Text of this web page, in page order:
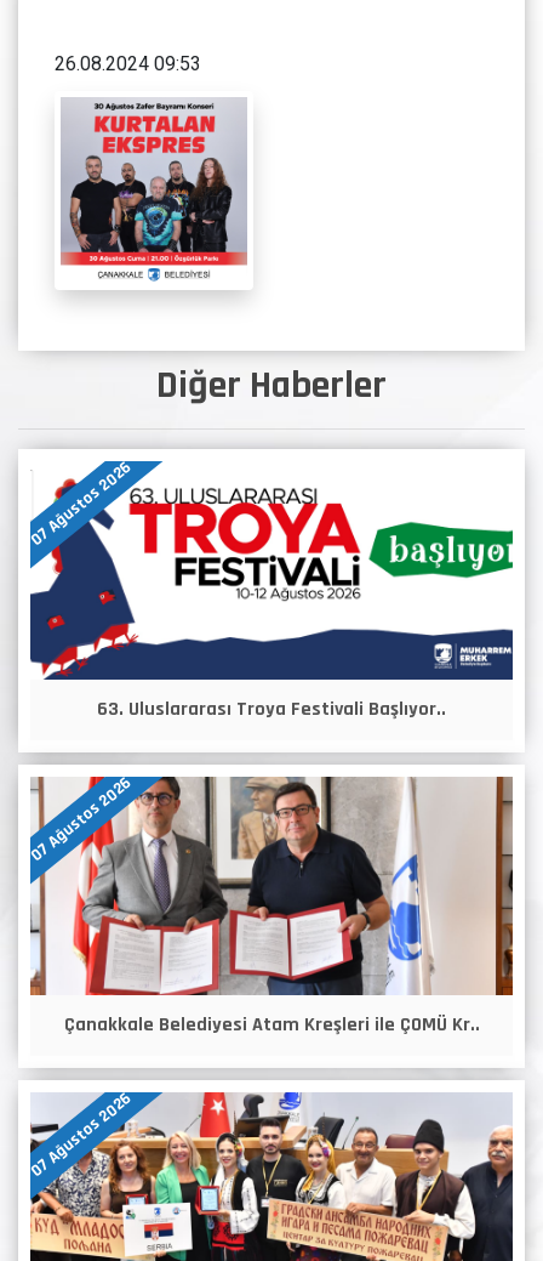
Diğer Haberler
07 Ağustos 2026
63. Uluslararası Troya Festivali Başlıyor..
07 Ağustos 2026
Çanakkale Belediyesi Atam Kreşleri ile ÇOMÜ Kr..
07 Ağustos 2026
26.08.2024 09:53